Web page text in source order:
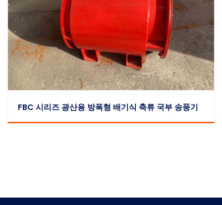
FBC 시리즈 광산용 방폭형 배기식 축류 국부 송풍기